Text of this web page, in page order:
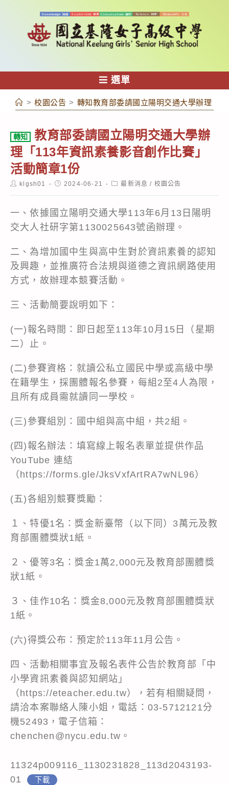
容
選單
> 校園公告 > 轉知教育部委請國立陽明交通大學辦理「
轉知
教育部委請國立陽明交通大學辦
理「113年資訊素養影音創作比賽」
活動簡章1份
Postklgsh01
Post2024-06-21
Post最新消息 / 校園公告
一、依據國立陽明交通大學113年6月13日陽明
交大人社研字第1130025643號函辦理。
二、為增加國中生與高中生對於資訊素養的認知
及興趣，並推廣符合法規與道德之資訊網路使用
方式，故辦理本競賽活動。
三、活動簡要說明如下：
(一)報名時間：即日起至113年10月15日（星期
二）止。
(二)參賽資格：就讀公私立國民中學或高級中學
在籍學生，採團體報名參賽，每組2至4人為限，
且所有成員需就讀同一學校。
(三)參賽組別：國中組與高中組，共2組。
(四)報名辦法：填寫線上報名表單並提供作品
YouTube 連結
（https://forms.gle/JksVxfArtRA7wNL96）
(五)各組別競賽獎勵：
１、特優1名：獎金新臺幣（以下同）3萬元及教
育部團體獎狀1紙。
２、優等3名：獎金1萬2,000元及教育部團體獎
狀1紙。
３、佳作10名：獎金8,000元及教育部團體獎狀
1紙。
(六)得獎公布：預定於113年11月公告。
四、活動相關事宜及報名表件公告於教育部「中
小學資訊素養與認知網站」
（https://eteacher.edu.tw），若有相關疑問，
請洽本案聯絡人陳小姐，電話：03-5712121分
機52493，電子信箱：
chenchen@nycu.edu.tw。
11324p009116_1130231828_113d2043193-
01
下載